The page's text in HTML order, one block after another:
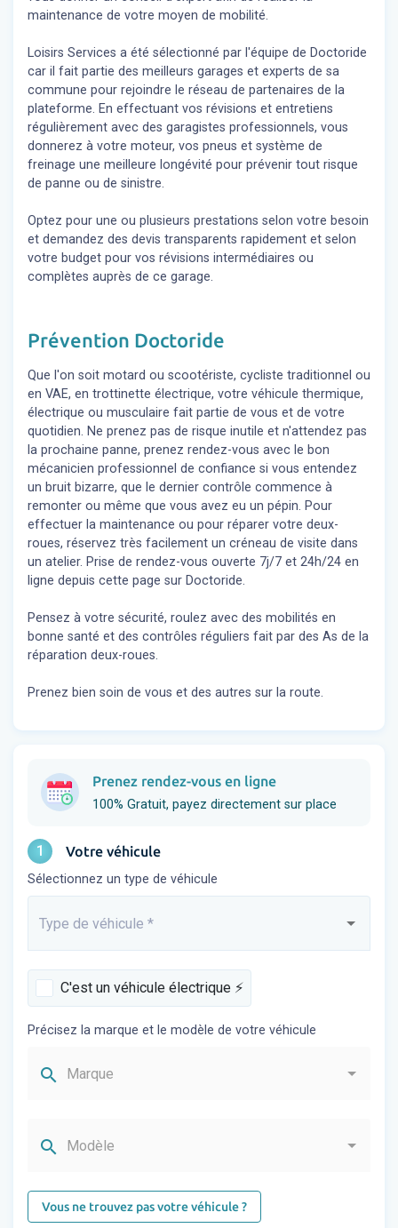
maintenance de votre moyen de mobilité.
Loisirs Services a été sélectionné par l'équipe de Doctoride
car il fait partie des meilleurs garages et experts de sa
commune pour rejoindre le réseau de partenaires de la
plateforme. En effectuant vos révisions et entretiens
régulièrement avec des garagistes professionnels, vous
donnerez à votre moteur, vos pneus et système de
freinage une meilleure longévité pour prévenir tout risque
de panne ou de sinistre.
Optez pour une ou plusieurs prestations selon votre besoin
et demandez des devis transparents rapidement et selon
votre budget pour vos révisions intermédiaires ou
complètes auprès de ce garage.
Prévention Doctoride
Que l'on soit motard ou scootériste, cycliste traditionnel ou
en VAE, en trottinette électrique, votre véhicule thermique,
électrique ou musculaire fait partie de vous et de votre
quotidien. Ne prenez pas de risque inutile et n'attendez pas
la prochaine panne, prenez rendez-vous avec le bon
mécanicien professionnel de confiance si vous entendez
un bruit bizarre, que le dernier contrôle commence à
remonter ou même que vous avez eu un pépin. Pour
effectuer la maintenance ou pour réparer votre deux-
roues, réservez très facilement un créneau de visite dans
un atelier. Prise de rendez-vous ouverte 7j/7 et 24h/24 en
ligne depuis cette page sur Doctoride.
Pensez à votre sécurité, roulez avec des mobilités en
bonne santé et des contrôles réguliers fait par des As de la
réparation deux-roues.
Prenez bien soin de vous et des autres sur la route.
Prenez rendez-vous en ligne
100% Gratuit, payez directement sur place
1 Votre véhicule
Sélectionnez un type de véhicule
Saisissez...
Type de véhicule *
C'est un véhicule électrique ⚡️
Précisez la marque et le modèle de votre véhicule
search Marque
search Modèle
Vous ne trouvez pas votre véhicule ?